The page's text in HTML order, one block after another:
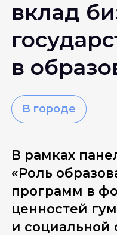
вклад
в
В городе
В рамках
«Роль
программ в
ценностей
и социальной